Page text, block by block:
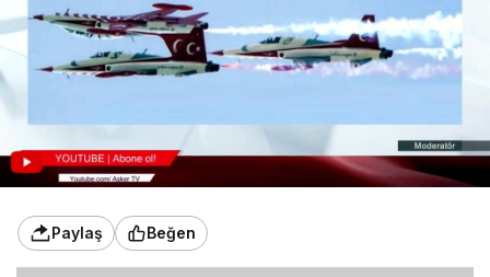
Paylaş Beğen